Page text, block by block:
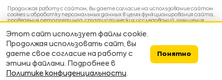
Продолжая работу с сайтом, вы даете согласие на использование сайтом
cookies и обработку персональных данных в целях функционирования сайта,
проведения ретаргетинга, статистических исследований, улучшения
ваших предпочтений и интересов.
Политика конфиденциальности
Условия пользовательского соглашения
Условия продажи
Сделано в
Этот сайт использует файлы cookie.
Продолжая использовать сайт, вы
даете свое согласие на работу с
этими файлами. Подробнее в
Политике конфиденциальности.
Понятно